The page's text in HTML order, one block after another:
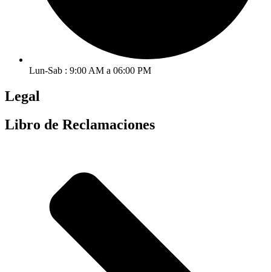
Lun-Sab : 9:00 AM a 06:00 PM
Legal
Libro de Reclamaciones